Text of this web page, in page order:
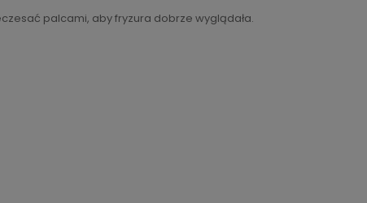
palcami, aby fryzura dobrze wyglądała.